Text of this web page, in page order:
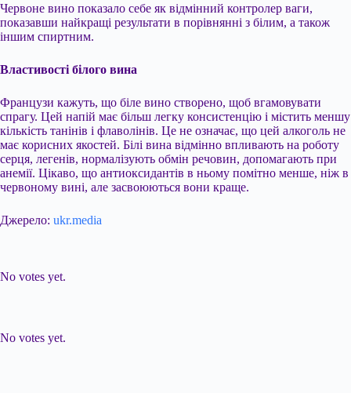
Червоне вино показало себе як відмінний контролер ваги,
показавши найкращі результати в порівнянні з білим, а також
іншим спиртним.
Властивості білого вина
Французи кажуть, що біле вино створено, щоб вгамовувати
спрагу. Цей напій має більш легку консистенцію і містить меншу
кількість танінів і флаволінів. Це не означає, що цей алкоголь не
має корисних якостей. Білі вина відмінно впливають на роботу
серця, легенів, нормалізують обмін речовин, допомагають при
анемії. Цікаво, що антиоксидантів в ньому помітно менше, ніж в
червоному вині, але засвоюються вони краще.
Джерело: ukr.media
No votes yet.
No votes yet.